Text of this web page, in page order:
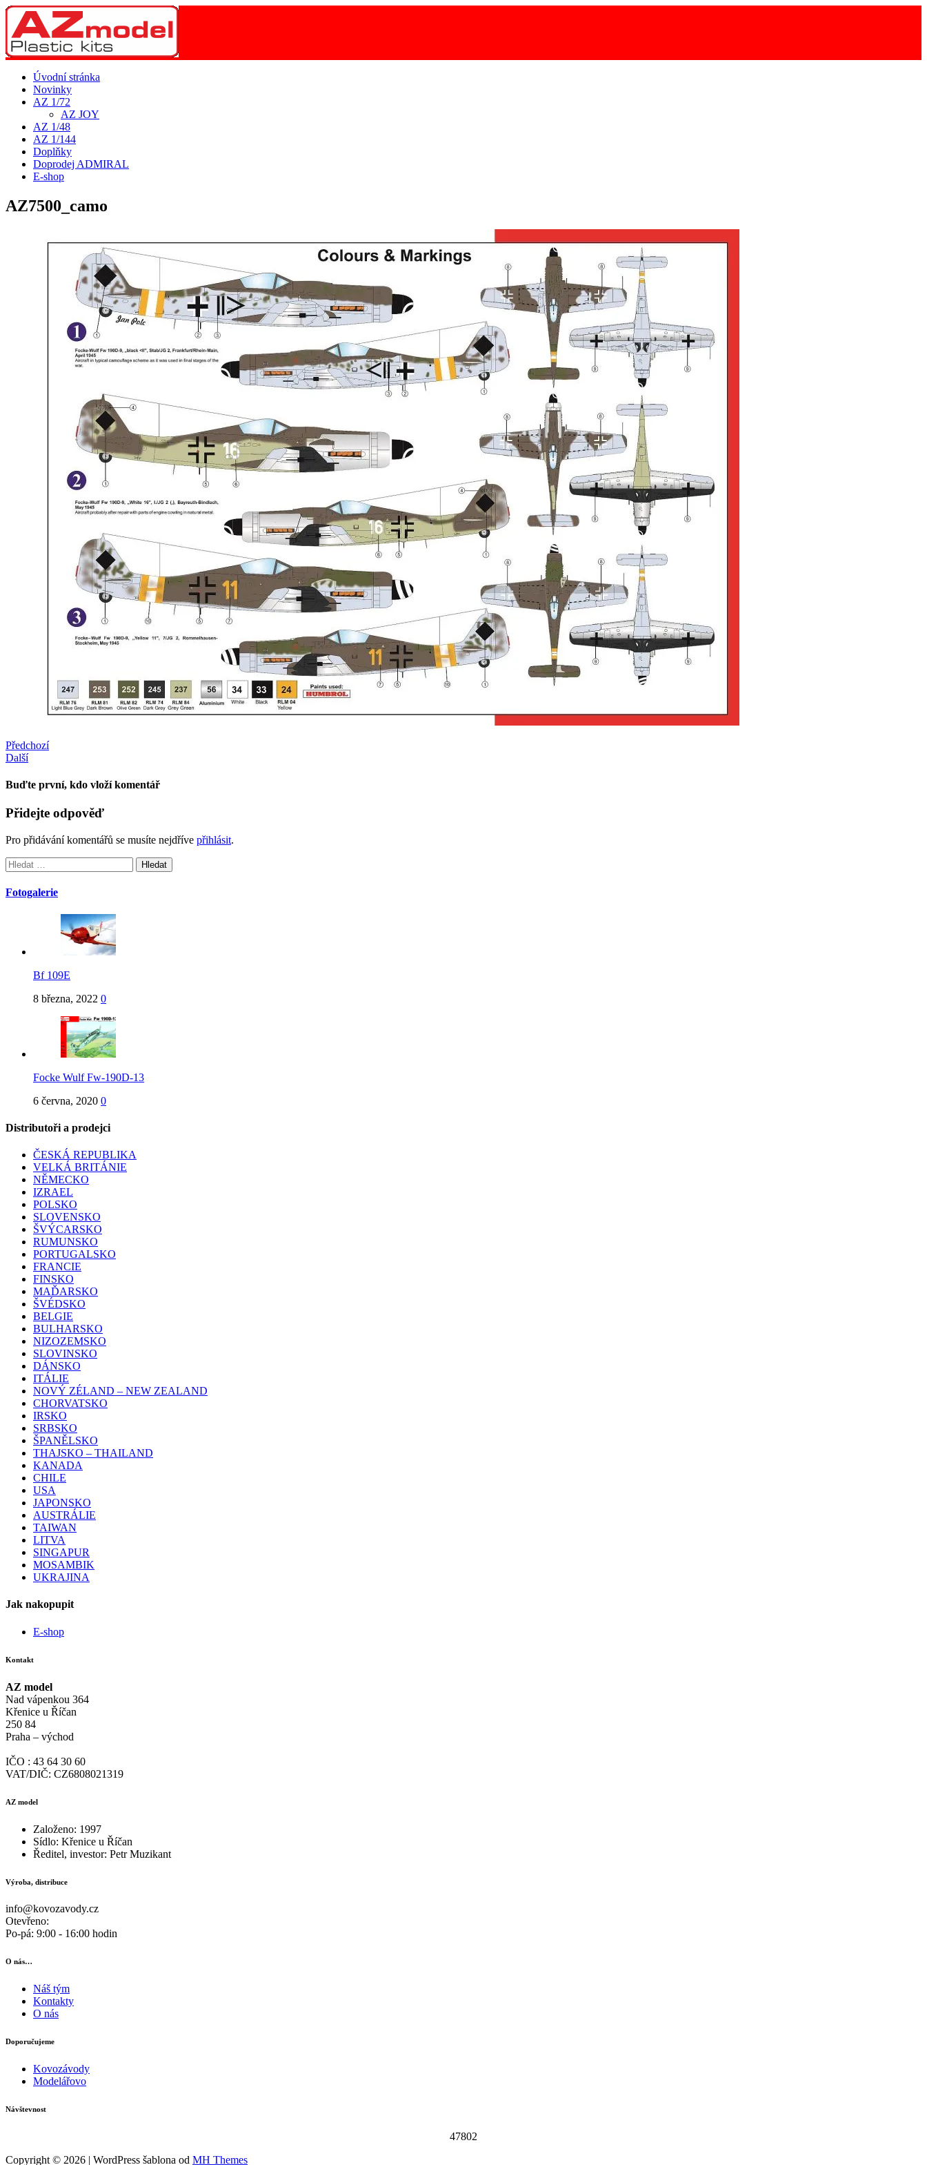
Úvodní stránka
Novinky
AZ 1/72
AZ JOY
AZ 1/48
AZ 1/144
Doplňky
Doprodej ADMIRAL
E-shop
AZ7500_camo
Předchozí
Další
Buďte první, kdo vloží komentář
Přidejte odpověď
Pro přidávání komentářů se musíte nejdříve přihlásit.
Vyhledávání
Fotogalerie
Bf 109E
8 března, 2022 0
Focke Wulf Fw-190D-13
6 června, 2020 0
Distributoři a prodejci
ČESKÁ REPUBLIKA
VELKÁ BRITÁNIE
NĚMECKO
IZRAEL
POLSKO
SLOVENSKO
ŠVÝCARSKO
RUMUNSKO
PORTUGALSKO
FRANCIE
FINSKO
MAĎARSKO
ŠVÉDSKO
BELGIE
BULHARSKO
NIZOZEMSKO
SLOVINSKO
DÁNSKO
ITÁLIE
NOVÝ ZÉLAND – NEW ZEALAND
CHORVATSKO
IRSKO
SRBSKO
ŠPANĚLSKO
THAJSKO – THAILAND
KANADA
CHILE
USA
JAPONSKO
AUSTRÁLIE
TAIWAN
LITVA
SINGAPUR
MOSAMBIK
UKRAJINA
Jak nakopupit
E-shop
Kontakt
AZ model
Nad vápenkou 364
Křenice u Říčan
250 84
Praha – východ
IČO : 43 64 30 60
VAT/DIČ: CZ6808021319
AZ model
Založeno: 1997
Sídlo: Křenice u Říčan
Ředitel, investor: Petr Muzikant
Výroba, distribuce
info@kovozavody.cz
Otevřeno:
Po-pá: 9:00 - 16:00 hodin
O nás…
Náš tým
Kontakty
O nás
Doporučujeme
Kovozávody
Modelářovo
Návštevnost
47802
Copyright © 2026 | WordPress šablona od MH Themes